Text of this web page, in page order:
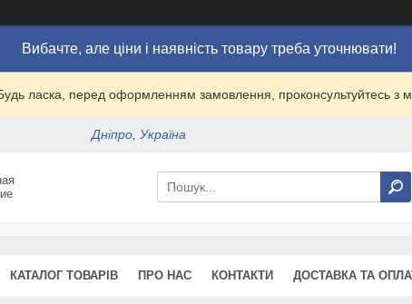
Вибачте, але ціни і наявність товару треба уточнювати!
ласка, перед оформленням замовлення, проконсультуйтесь з
Дніпро, Україна
КАТАЛОГ ТОВАРІВ ПРО НАС КОНТАКТИ ДОСТАВКА ТА